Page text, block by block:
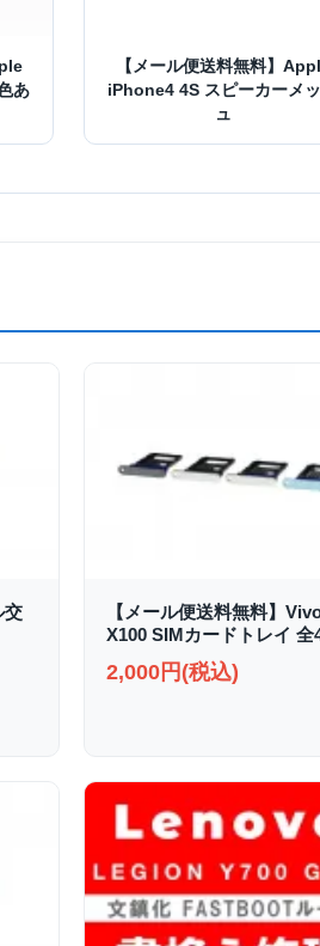
あ
【メール便送料無料】
iPhone4 4S スピーカーメ
ュ
交
【メール便送料無料】
X100 SIMカードトレイ 全
2,000円(税込)